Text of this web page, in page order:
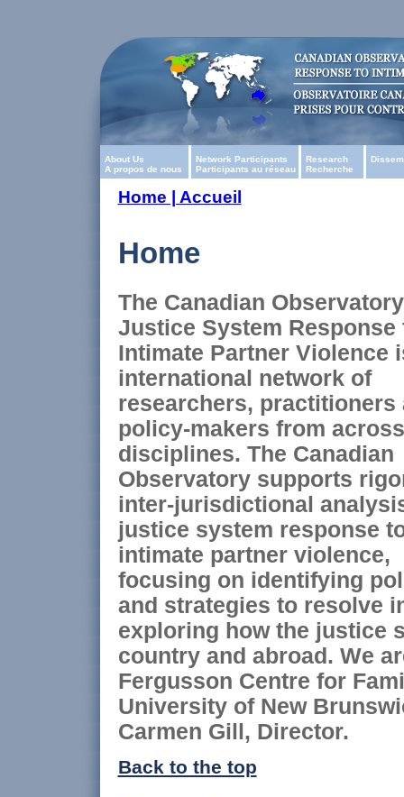
About Us
A propos de nous
Network Participants
Participants au réseau
Research
Recherche
Home | Accueil
Home
The Canadian
Justice System Response
Intimate Partner Violence
international network of
researchers, practitioners
policy-makers from
disciplines. The Canadian
Observatory supports
inter-jurisdictional
justice system response
intimate partner violence,
focusing on identifying
and strategies to resolve
exploring how the justice
country and abroad. We
Fergusson Centre for
University of New
Carmen Gill, Director.
Back to the top